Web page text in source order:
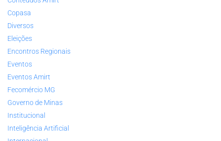
Copasa
Diversos
Eleições
Encontros Regionais
Eventos
Eventos Amirt
Fecomércio MG
Governo de Minas
Institucional
Inteligência Artificial